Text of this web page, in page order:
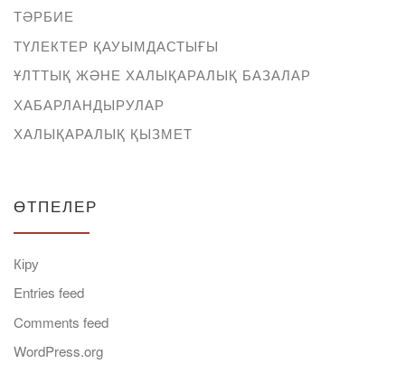
ТӘРБИЕ
ТҮЛЕКТЕР ҚАУЫМДАСТЫҒЫ
ҰЛТТЫҚ ЖӘНЕ ХАЛЫҚАРАЛЫҚ БАЗАЛАР
ХАБАРЛАНДЫРУЛАР
ХАЛЫҚАРАЛЫҚ ҚЫЗМЕТ
ӨТПЕЛЕР
Кіру
Entries feed
Comments feed
WordPress.org